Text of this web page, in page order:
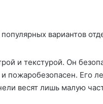
и текстурой. Он
Его
весят лишь малую